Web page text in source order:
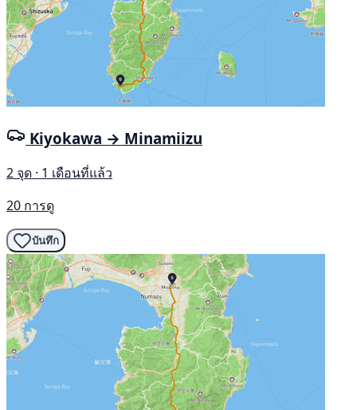
Kiyokawa → Minamiizu
2 จุด · 1 เดือนที่แล้ว
20 การดู
บันทึก